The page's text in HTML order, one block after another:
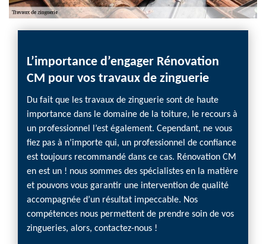
L’importance d’engager Rénovation
CM pour vos travaux de zinguerie
Du fait que les travaux de zinguerie sont de haute
importance dans le domaine de la toiture, le recours à
un professionnel l’est également. Cependant, ne vous
fiez pas à n’importe qui, un professionnel de confiance
est toujours recommandé dans ce cas. Rénovation CM
en est un ! nous sommes des spécialistes en la matière
et pouvons vous garantir une intervention de qualité
accompagnée d’un résultat impeccable. Nos
compétences nous permettent de prendre soin de vos
zingueries, alors, contactez-nous !